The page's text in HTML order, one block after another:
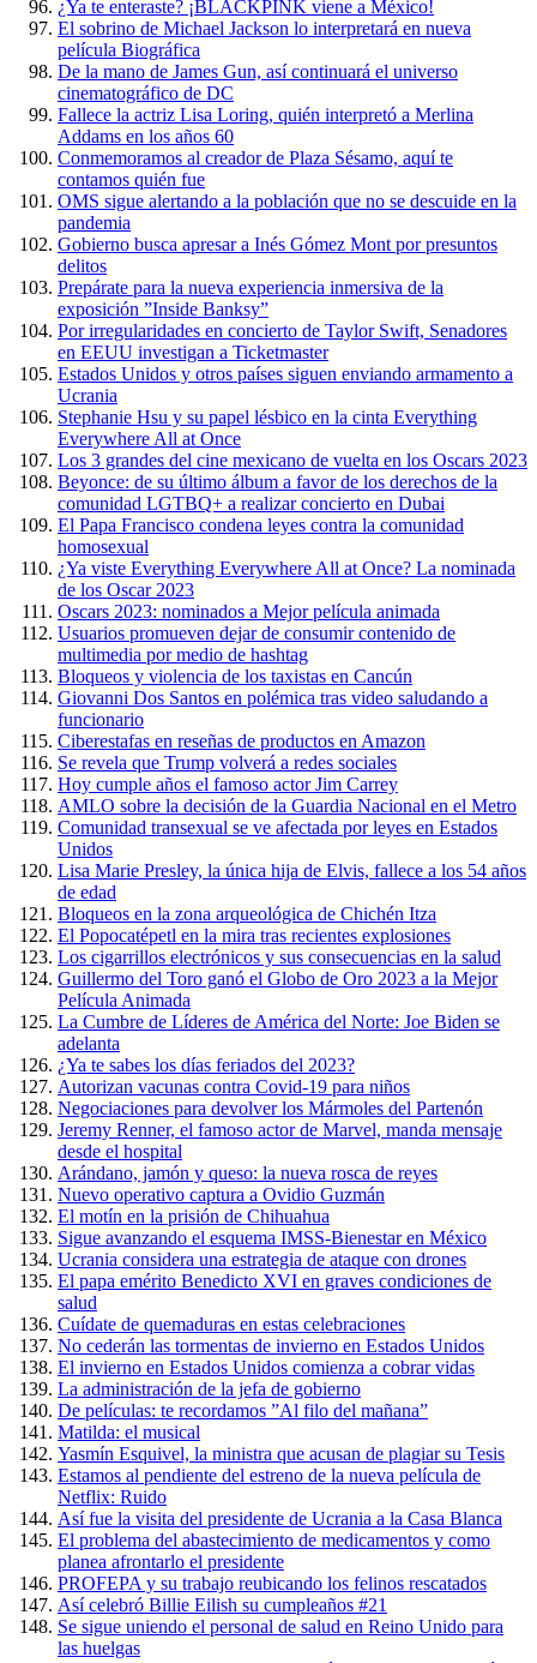
¿Ya te enteraste? ¡BLACKPINK viene a México!
El sobrino de Michael Jackson lo interpretará en nueva
película Biográfica
De la mano de James Gun, así continuará el universo
cinematográfico de DC
Fallece la actriz Lisa Loring, quién interpretó a Merlina
Addams en los años 60
Conmemoramos al creador de Plaza Sésamo, aquí te
contamos quién fue
OMS sigue alertando a la población que no se descuide en la
pandemia
Gobierno busca apresar a Inés Gómez Mont por presuntos
delitos
Prepárate para la nueva experiencia inmersiva de la
exposición ”Inside Banksy”
Por irregularidades en concierto de Taylor Swift, Senadores
en EEUU investigan a Ticketmaster
Estados Unidos y otros países siguen enviando armamento a
Ucrania
Stephanie Hsu y su papel lésbico en la cinta Everything
Everywhere All at Once
Los 3 grandes del cine mexicano de vuelta en los Oscars 2023
Beyonce: de su último álbum a favor de los derechos de la
comunidad LGTBQ+ a realizar concierto en Dubai
El Papa Francisco condena leyes contra la comunidad
homosexual
¿Ya viste Everything Everywhere All at Once? La nominada
de los Oscar 2023
Oscars 2023: nominados a Mejor película animada
Usuarios promueven dejar de consumir contenido de
multimedia por medio de hashtag
Bloqueos y violencia de los taxistas en Cancún
Giovanni Dos Santos en polémica tras video saludando a
funcionario
Ciberestafas en reseñas de productos en Amazon
Se revela que Trump volverá a redes sociales
Hoy cumple años el famoso actor Jim Carrey
AMLO sobre la decisión de la Guardia Nacional en el Metro
Comunidad transexual se ve afectada por leyes en Estados
Unidos
Lisa Marie Presley, la única hija de Elvis, fallece a los 54 años
de edad
Bloqueos en la zona arqueológica de Chichén Itza
El Popocatépetl en la mira tras recientes explosiones
Los cigarrillos electrónicos y sus consecuencias en la salud
Guillermo del Toro ganó el Globo de Oro 2023 a la Mejor
Película Animada
La Cumbre de Líderes de América del Norte: Joe Biden se
adelanta
¿Ya te sabes los días feriados del 2023?
Autorizan vacunas contra Covid-19 para niños
Negociaciones para devolver los Mármoles del Partenón
Jeremy Renner, el famoso actor de Marvel, manda mensaje
desde el hospital
Arándano, jamón y queso: la nueva rosca de reyes
Nuevo operativo captura a Ovidio Guzmán
El motín en la prisión de Chihuahua
Sigue avanzando el esquema IMSS-Bienestar en México
Ucrania considera una estrategia de ataque con drones
El papa emérito Benedicto XVI en graves condiciones de
salud
Cuídate de quemaduras en estas celebraciones
No cederán las tormentas de invierno en Estados Unidos
El invierno en Estados Unidos comienza a cobrar vidas
La administración de la jefa de gobierno
De películas: te recordamos ”Al filo del mañana”
Matilda: el musical
Yasmín Esquivel, la ministra que acusan de plagiar su Tesis
Estamos al pendiente del estreno de la nueva película de
Netflix: Ruido
Así fue la visita del presidente de Ucrania a la Casa Blanca
El problema del abastecimiento de medicamentos y como
planea afrontarlo el presidente
PROFEPA y su trabajo reubicando los felinos rescatados
Así celebró Billie Eilish su cumpleaños #21
Se sigue uniendo el personal de salud en Reino Unido para
las huelgas